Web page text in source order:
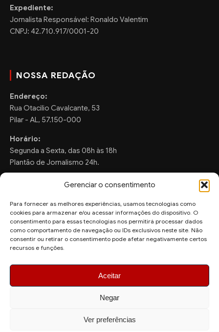
Gerenciar o consentimento
Para fornecer as melhores experiências, usamos tecnologias como
cookies para armazenar e/ou acessar informações do dispositivo. O
consentimento para essas tecnologias nos permitirá processar dados
como comportamento de navegação ou IDs exclusivos neste site. Não
consentir ou retirar o consentimento pode afetar negativamente certos
recursos e funções.
Aceitar
Negar
Ver preferências
Expediente:
Jornalista Responsável: Ronaldo Valentim
CNPJ: 42.710.917/0001-20
NOSSA REDAÇÃO
Endereço:
Rua Otacilio Cavalcante, 53
Pilar - AL, 57.150-000
Horário:
Segunda a Sexta, das 08h às 18h
Plantão de Jornalismo 24h.
FALE CONOSCO
Sugestões de Pauta:
ronaldo.valentim150@gmail.com
© 2026 AquiAgora - Todos os direitos reservados.